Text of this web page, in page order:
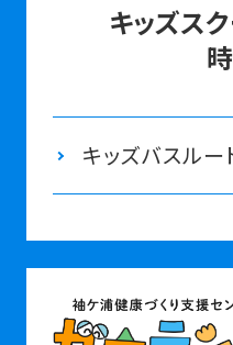
キッズス
キッズバスルー